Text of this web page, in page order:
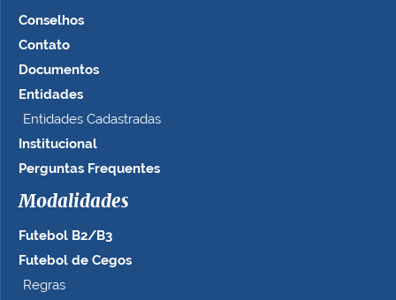
Conselhos
Contato
Documentos
Entidades
Entidades Cadastradas
Institucional
Perguntas Frequentes
Modalidades
Futebol B2/B3
Futebol de Cegos
Regras